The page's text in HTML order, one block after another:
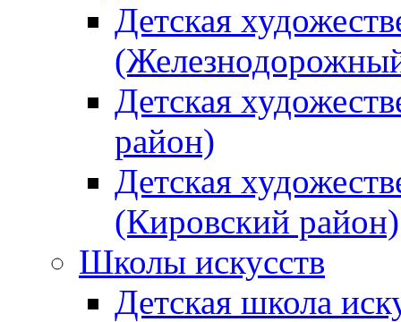
Детская
Детская
район)
Детская
(Кировский район)
Школы искусств
Детская школа